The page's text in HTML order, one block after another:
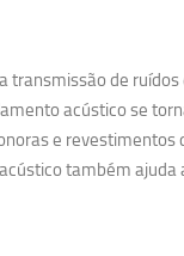
de
acústico se
e revestimentos
também